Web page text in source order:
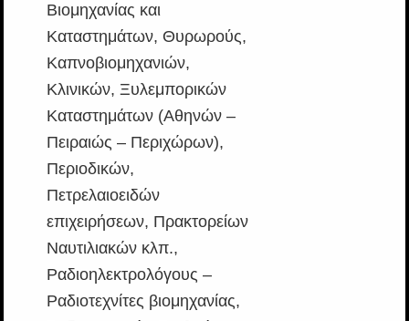
Βιομηχανίας και
Καταστημάτων, Θυρωρούς,
Καπνοβιομηχανιών,
Κλινικών, Ξυλεμπορικών
Καταστημάτων (Αθηνών –
Πειραιώς – Περιχώρων),
Περιοδικών,
Πετρελαιοειδών
επιχειρήσεων, Πρακτορείων
Ναυτιλιακών κλπ.,
Ραδιοηλεκτρολόγους –
Ραδιοτεχνίτες βιομηχανίας,